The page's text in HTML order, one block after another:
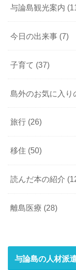
与論島観光案内
今日の出来事 (7)
子育て (37)
島外のお気に入り
旅行 (26)
移住 (50)
読んだ本の紹介
離島医療 (28)
与論島の人材派